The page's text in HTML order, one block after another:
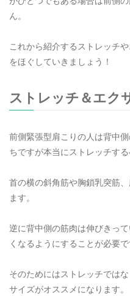
ん。
これから紹介するストレッチ
をほぐしていきましょう！
ストレッチ＆エク
前側緊張型肩こりの人は背中
ちですが本当にストレッチする
首の横の斜角筋や胸鎖乳突筋
ます。
逆に背中側の筋肉は伸びきっ
くなるようにすることが必要で
そのためにはストレッチでは
サイズがオススメになります。